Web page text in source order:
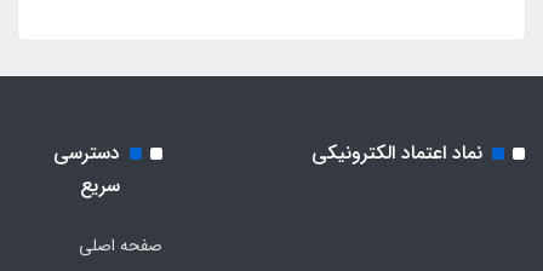
نماد اعتماد الکترونیکی
دسترسی
سریع
صفحه اصلی